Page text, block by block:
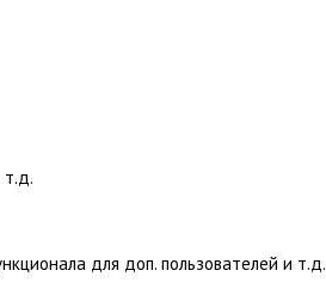
т.д.
для доп. пользователей и т.д.